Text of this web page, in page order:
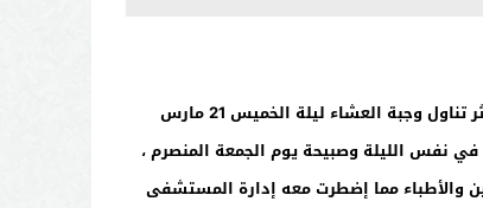
تدهورت حالة أربعة طلبة بجامعة ابن طفيل مساء الأحد 24 مارس 2013 متأثرين بحالة التسمم التي تعرض لها مجموعة من الطلبة على إثر تناول وجبة العشاء ليلة الخميس 21 مارس
نفس الليلة وصبيحة يوم الجمعة المنصرم ،
والأطباء مما إضطرت معه إدارة المستشفى